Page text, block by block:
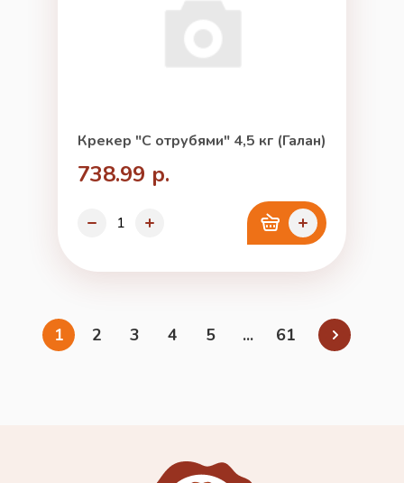
Крекер "С отрубями" 4,5 кг (Галан)
738.99 р.
1 2 3 4 5 ... 61